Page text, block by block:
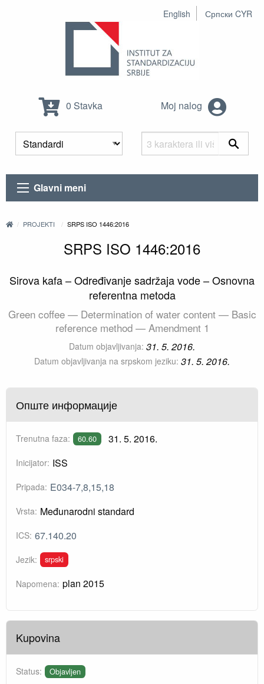
English Српски CYR
0 Stavka Moj nalog
Glavni meni
PROJEKTI SRPS ISO 1446:2016
SRPS ISO 1446:2016
Sirova kafa – Određivanje sadržaja vode – Osnovna
referentna metoda
Green coffee — Determination of water content — Basic
reference method — Amendment 1
Datum objavljivanja: 31. 5. 2016.
Datum objavljivanja na srpskom jeziku: 31. 5. 2016.
Опште информације
Trenutna faza: 60.60 31. 5. 2016.
Inicijator: ISS
Pripada: E034-7,8,15,18
Vrsta: Međunarodni standard
ICS: 67.140.20
Jezik: srpski
Napomena: plan 2015
Kupovina
Status: Objavljen